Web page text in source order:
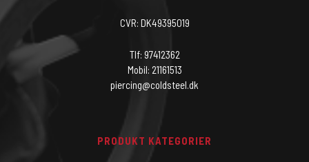
CVR: DK49395019
Tlf: 97412362
Mobil: 21161513
piercing@coldsteel.dk
PRODUKT KATEGORIER